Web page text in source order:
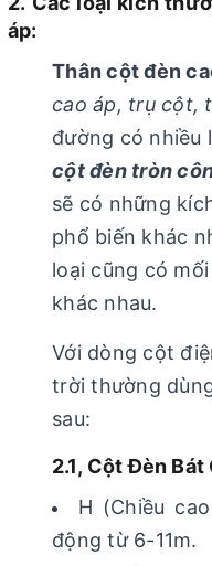
áp:
Thân cột đèn
cao áp, trụ cột,
đường có nhiều
cột đèn tròn
sẽ có những
phổ biến khác
loại cũng có
khác nhau.
Với dòng cột
trời thường
sau:
2.1, Cột Đèn Bát
H (Chiều
động từ 6-11m.